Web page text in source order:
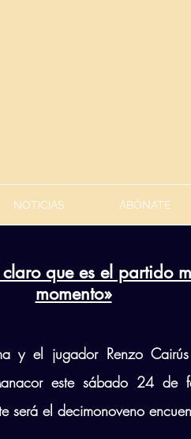
NOTICIAS ABÓNATE
que es el partido
momento»
y el jugador Renzo
este sábado 24
será el decimonoveno